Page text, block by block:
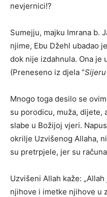
nevjernici!?
Sumejju, majku Imrana b.
njime, Ebu Džehl ubadao
dok nije izdahnula. Ona je
(Preneseno iz djela “
Mnogo toga desilo se
su porodicu, muža, dijete,
slabe u Božijoj vjeri.
okrilje Uzvišenog Allaha,
su pretrpjele, jer su
Uzvišeni Allah kaže:
njihove i imetke njihove u